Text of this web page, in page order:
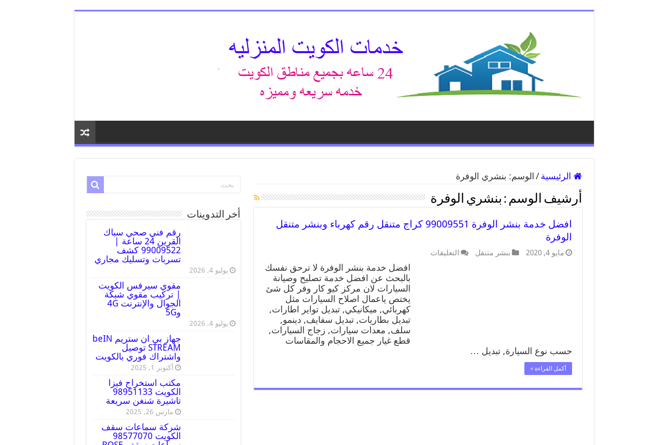
الرئيسية / الوسم: بنشري الوفرة
أرشيف الوسم : بنشري الوفرة
افضل خدمة بنشر الوفرة 99009551 كراج متنقل رقم كهرباء وبنشر متنقل
الوفرة
مايو 4, 2020 بنشر متنقل التعليقات
افضل خدمة بنشر الوفرة لا ترحق نفسك
بالبحث عن افضل خدمة تصليح وصيانة
السيارات لان مركز كيو كار وفر كل شئ
يختص ياعمال اصلاح السيارات مثل
كهربائي, ميكانيكي, تبديل تواير اطارات,
تبديل بطاريات, تبديل سفايف, دينمو,
سلف, معدات سيارات, زجاج السيارات,
قطع غيار جميع الاحجام والمقاسات
حسب نوع السيارة, تبديل …
أكمل القراءة »
أخر التدوينات
رقم فني صحي سباك
القرين 24 ساعة |
99009522 كشف
تسربات وتسليك مجاري
يوليو 4, 2026
مقوي سيرفس الكويت
| تركيب مقوي شبكة
الجوال والإنترنت 4G
و5G
يوليو 4, 2026
جهاز بي ان ستريم beIN
STREAM توصيل
واشتراك فوري بالكويت
أكتوبر 1, 2025
مكتب استخراج فيزا
الكويت 98951133
تاشيرة شنغن سريعة
مارس 26, 2025
شركة سماعات سقف
الكويت 98577070